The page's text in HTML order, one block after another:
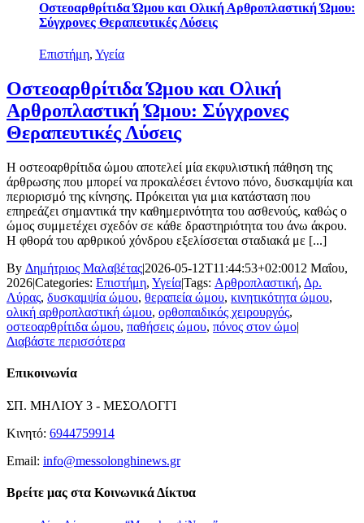
Οστεοαρθρίτιδα Ώμου και Ολική Αρθροπλαστική Ώμου:
Σύγχρονες Θεραπευτικές Λύσεις
Επιστήμη, Υγεία
Οστεοαρθρίτιδα Ώμου και Ολική
Αρθροπλαστική Ώμου: Σύγχρονες
Θεραπευτικές Λύσεις
Η οστεοαρθρίτιδα ώμου αποτελεί μία εκφυλιστική πάθηση της
άρθρωσης που μπορεί να προκαλέσει έντονο πόνο, δυσκαμψία και
περιορισμό της κίνησης. Πρόκειται για μια κατάσταση που
επηρεάζει σημαντικά την καθημερινότητα του ασθενούς, καθώς ο
ώμος συμμετέχει σχεδόν σε κάθε δραστηριότητα του άνω άκρου.
Η φθορά του αρθρικού χόνδρου εξελίσσεται σταδιακά με [...]
By Δημήτριος Μαλαβέτας|2026-05-12T11:44:53+02:0012 Μαΐου,
2026|Categories: Επιστήμη, Υγεία|Tags: Αρθροπλαστική, Δρ.
Λύρας, δυσκαμψία ώμου, θεραπεία ώμου, κινητικότητα ώμου,
ολική αρθροπλαστική ώμου, ορθοπαιδικός χειρουργός,
οστεοαρθρίτιδα ώμου, παθήσεις ώμου, πόνος στον ώμο|
Διαβάστε περισσότερα
Επικοινωνία
ΣΠ. ΜΗΛΙΟΥ 3 - ΜΕΣΟΛΟΓΓΙ
Κινητό: 6944759914
Email: info@messolonghinews.gr
Βρείτε μας στα Κοινωνικά Δίκτυα